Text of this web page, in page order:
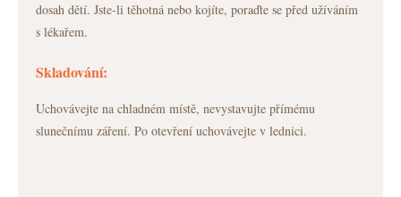
dosah dětí. Jste-li těhotná nebo kojíte, poraďte se před užíváním
s lékařem.
Skladování:
Uchovávejte na chladném místě, nevystavujte přímému
slunečnímu záření. Po otevření uchovávejte v lednici.